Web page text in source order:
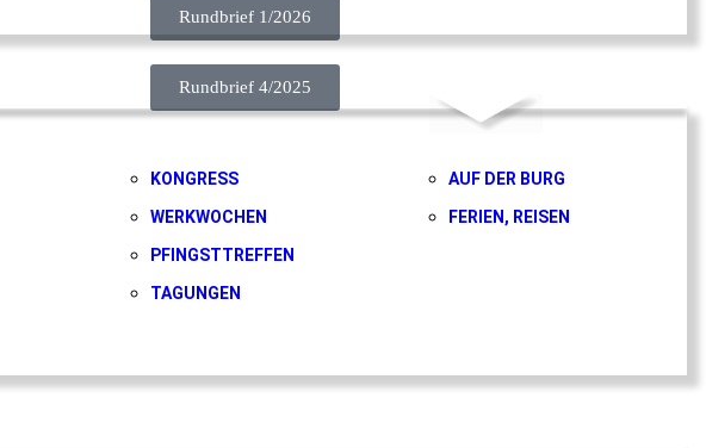
KONGRESS
WERKWOCHEN
PFINGSTTREFFEN
TAGUNGEN
AUF DER BURG
FERIEN, REISEN
Rundbrief 1/2026
Rundbrief 4/2025